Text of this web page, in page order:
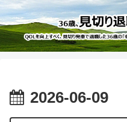
2026-06-09